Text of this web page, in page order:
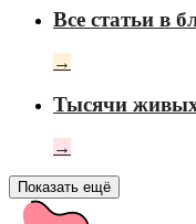
Все статьи в
→
Тысячи
→
Показать ещё